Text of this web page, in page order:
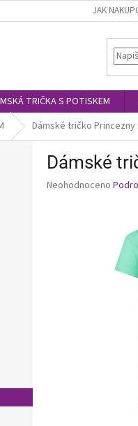
JAK
TRIČKA S POTISKEM
Dámské tričko Princezny
Dámské
Průměrné
Neohodnoceno